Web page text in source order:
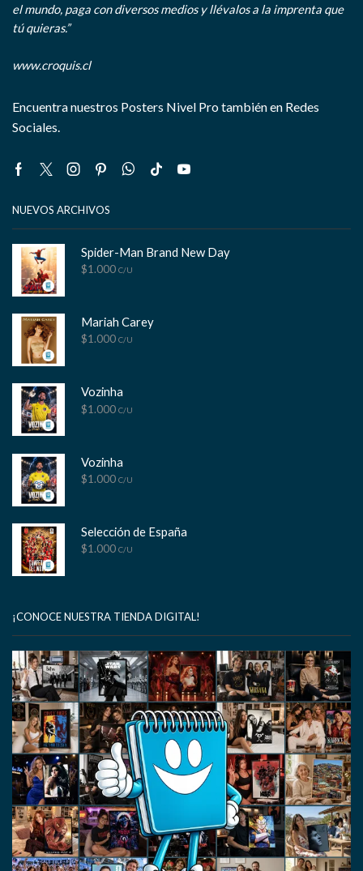
el mundo, paga con diversos medios y llévalos a la imprenta que
tú quieras.”
www.croquis.cl
Encuentra nuestros Posters Nivel Pro también en Redes
Sociales.
Facebook
TwitterInstagram
PinterestWhatsapp
Tik- Youtube
NUEVOS ARCHIVOS
Spider-Man Brand New Day
$1.000 C/U
Mariah Carey
$1.000 C/U
Vozinha
$1.000 C/U
Vozinha
$1.000 C/U
Selección de España
$1.000 C/U
¡CONOCE NUESTRA TIENDA DIGITAL!